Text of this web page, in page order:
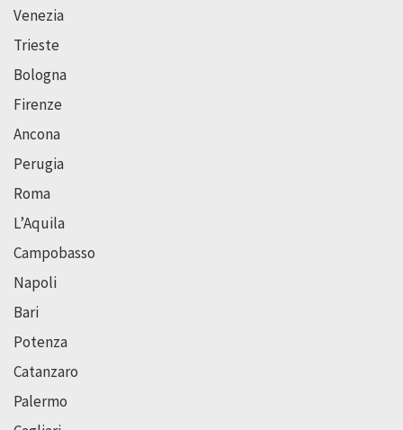
Venezia
Trieste
Bologna
Firenze
Ancona
Perugia
Roma
L’Aquila
Campobasso
Napoli
Bari
Potenza
Catanzaro
Palermo